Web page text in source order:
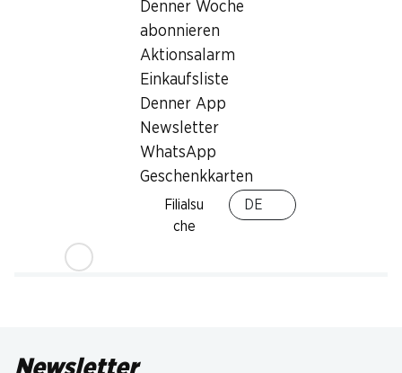
Denner Woche
abonnieren
Aktionsalarm
Einkaufsliste
Denner App
Newsletter
WhatsApp
Geschenkkarten
Filialsu
che
DE